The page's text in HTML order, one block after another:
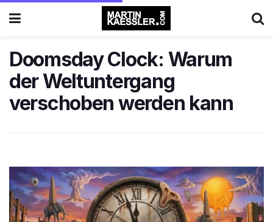
Doomsday Clock: Warum
der Weltuntergang
verschoben werden kann